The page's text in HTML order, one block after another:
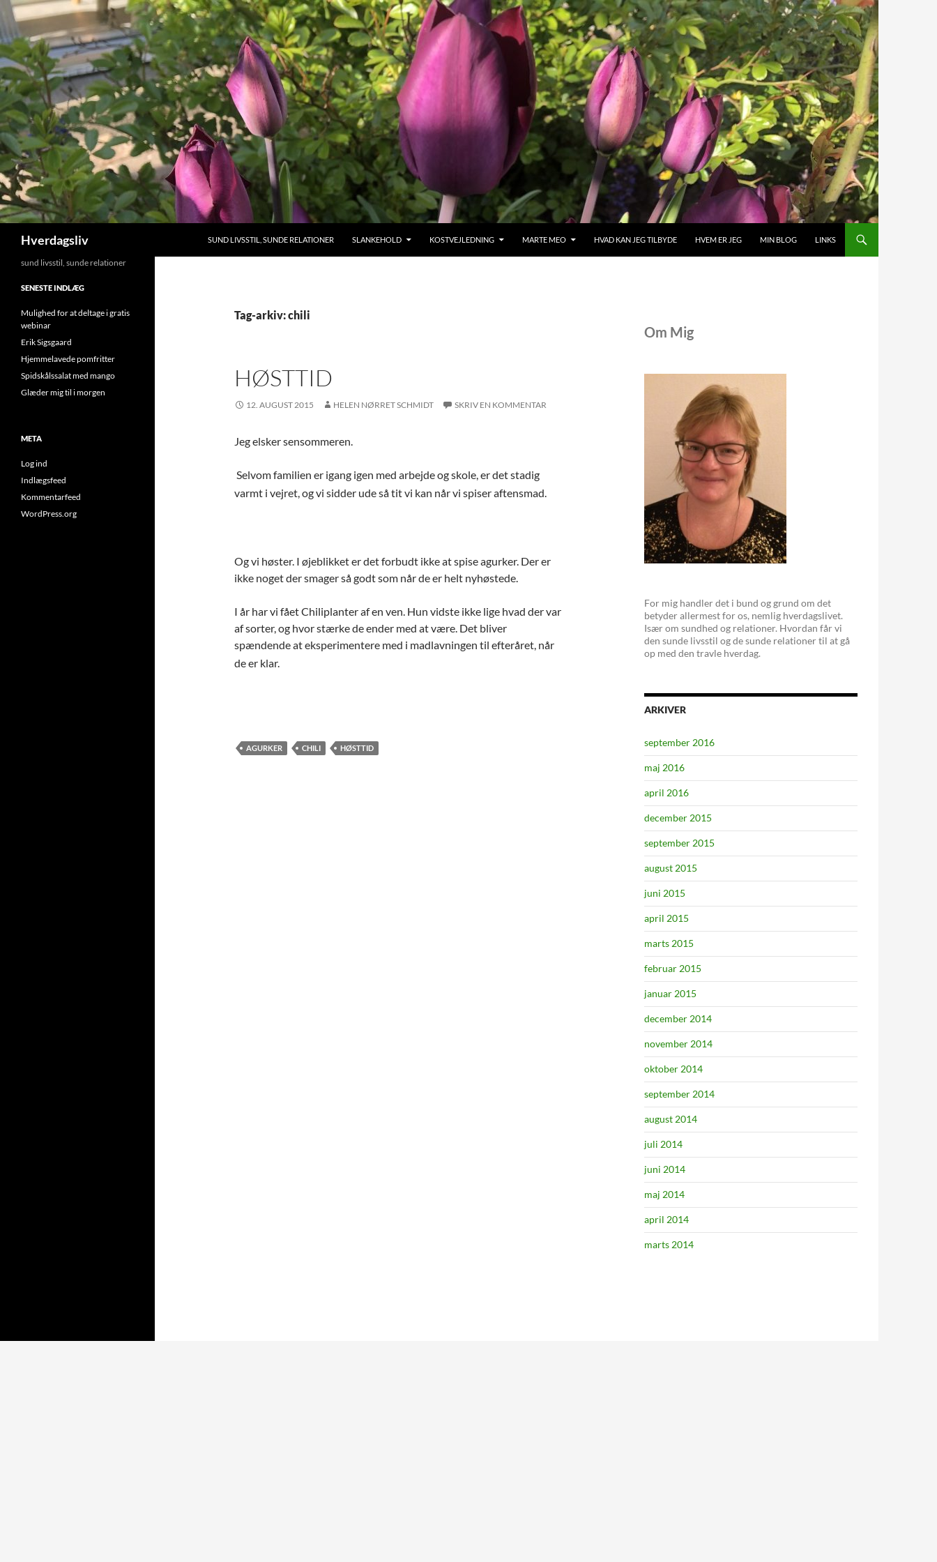
Hop
til
indhold
Hverdagsliv SUND LIVSSTIL, SUNDE RELATIONER SLANKEHOLD KOSTVEJLEDNING MARTE MEO HVAD KAN JEG TILBYDE HVEM ER JEG MIN BLOG LINKS
Tag-arkiv: chili
HØSTTID
12. AUGUST 2015 HELEN NØRRET SCHMIDT SKRIV EN KOMMENTAR
Jeg elsker sensommeren.
Selvom familien er igang igen med arbejde og skole, er det stadig
varmt i vejret, og vi sidder ude så tit vi kan når vi spiser aftensmad.
Og vi høster. I øjeblikket er det forbudt ikke at spise agurker. Der er
ikke noget der smager så godt som når de er helt nyhøstede.
I år har vi fået Chiliplanter af en ven. Hun vidste ikke lige hvad der var
af sorter, og hvor stærke de ender med at være. Det bliver
spændende at eksperimentere med i madlavningen til efteråret, når
de er klar.
AGURKER CHILI HØSTTID
Om Mig
For mig handler det i bund og grund om det
betyder allermest for os, nemlig hverdagslivet.
Især om sundhed og relationer. Hvordan får vi
den sunde livsstil og de sunde relationer til at gå
op med den travle hverdag.
ARKIVER
september 2016
maj 2016
april 2016
december 2015
september 2015
august 2015
juni 2015
april 2015
marts 2015
februar 2015
januar 2015
december 2014
november 2014
oktober 2014
september 2014
august 2014
juli 2014
juni 2014
maj 2014
april 2014
marts 2014
sund livsstil, sunde relationer
SENESTE INDLÆG
Mulighed for at deltage i gratis
webinar
Erik Sigsgaard
Hjemmelavede pomfritter
Spidskålssalat med mango
Glæder mig til i morgen
META
Log ind
Indlægsfeed
Kommentarfeed
WordPress.org